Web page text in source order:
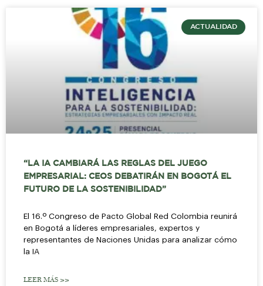
ACTUALIDAD
“LA IA CAMBIARÁ LAS REGLAS DEL JUEGO
EMPRESARIAL: CEOS DEBATIRÁN EN BOGOTÁ EL
FUTURO DE LA SOSTENIBILIDAD”
El 16.º Congreso de Pacto Global Red Colombia reunirá
en Bogotá a líderes empresariales, expertos y
representantes de Naciones Unidas para analizar cómo
la IA
LEER MÁS >>